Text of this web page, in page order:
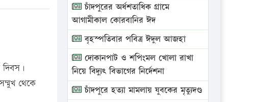
দিবস।
থেকে
চাঁদপুরের অর্ধশতাধিক গ্রামে
আগামীকাল কোরবানির ঈদ
বৃহস্পতিবার পবিত্র ঈদুল আজহা
দোকানপাট ও শপিংমল খোলা রাখা
নিয়ে বিদ্যুৎ বিভাগের নির্দেশনা
চাঁদপুরে হত্যা মামলায় যুবকের মৃত্যুদণ্ড